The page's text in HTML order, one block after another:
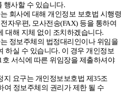
행사할 수 있습니다.
회사에 대해 개인정보 보호법 시행령
자우편, 모사전송(FAX) 등을 통하여
대해 지체 없이 조치하겠습니다.
정보주체의 법정대리인이나 위임을
하실 수 있습니다. 이 경우 개인정보
서식에 따른 위임장을 제출하셔야
요구는 개인정보보호법 제35조
여 정보주체의 권리가 제한 될 수